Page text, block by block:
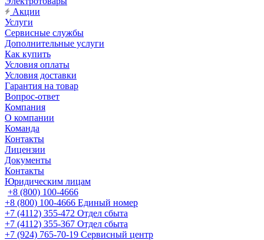
Акции
Услуги
Сервисные службы
Дополнительные услуги
Как купить
Условия оплаты
Условия доставки
Гарантия на товар
Вопрос-ответ
Компания
О компании
Команда
Контакты
Лицензии
Документы
Контакты
Юридическим лицам
+8 (800) 100-4666
+8 (800) 100-4666 Единый номер
+7 (4112) 355-472 Отдел сбыта
+7 (4112) 355-367 Отдел сбыта
+7 (924) 765-70-19 Сервисный центр